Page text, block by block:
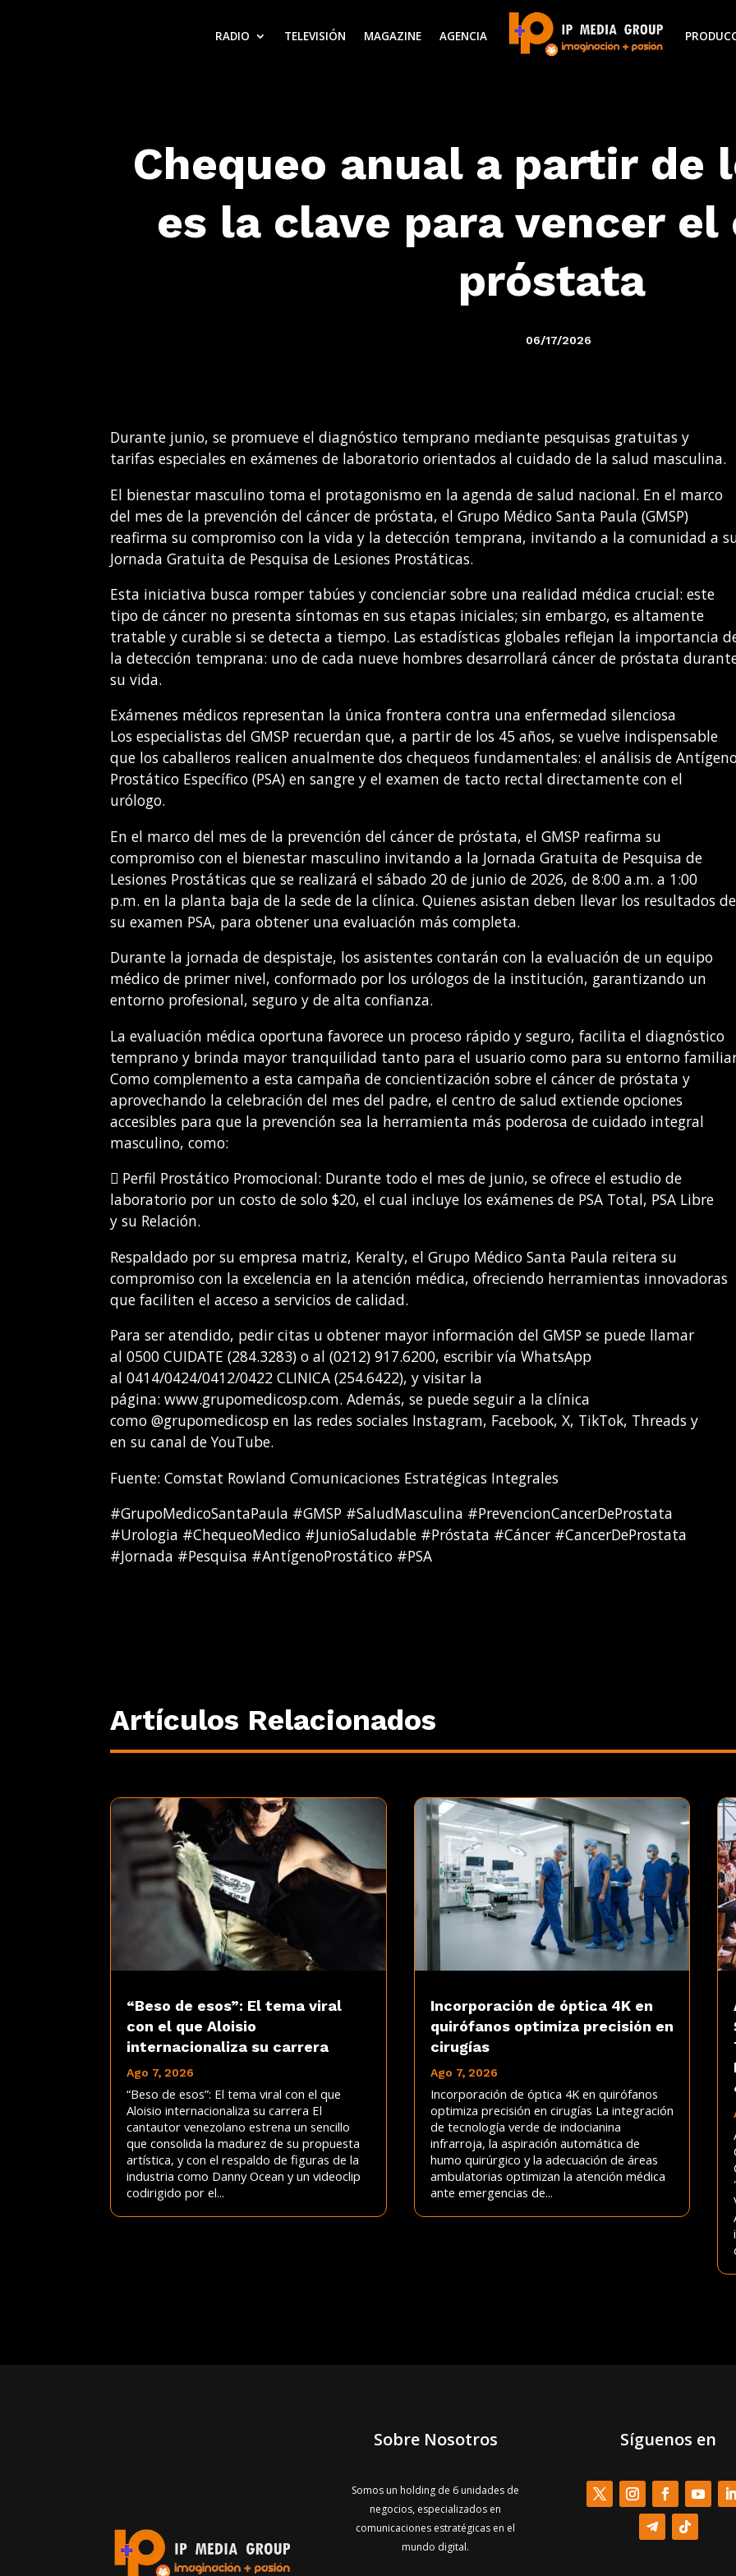
RADIO TELEVISIÓN MAGAZINE AGENCIA
Chequeo anual a partir de
es la clave para vencer el
próstata
06/17/2026
Durante junio, se promueve el diagnóstico temprano mediante pesquisas gratuitas y
tarifas especiales en exámenes de laboratorio orientados al cuidado de la salud masculina.
El bienestar masculino toma el protagonismo en la agenda de salud nacional. En el marco
del mes de la prevención del cáncer de próstata, el Grupo Médico Santa Paula (GMSP)
reafirma su compromiso con la vida y la detección temprana, invitando a la comunidad a
Jornada Gratuita de Pesquisa de Lesiones Prostáticas.
Esta iniciativa busca romper tabúes y concienciar sobre una realidad médica crucial: este
tipo de cáncer no presenta síntomas en sus etapas iniciales; sin embargo, es altamente
tratable y curable si se detecta a tiempo. Las estadísticas globales reflejan la importancia
la detección temprana: uno de cada nueve hombres desarrollará cáncer de próstata
su vida.
Exámenes médicos representan la única frontera contra una enfermedad silenciosa
Los especialistas del GMSP recuerdan que, a partir de los 45 años, se vuelve indispensable
que los caballeros realicen anualmente dos chequeos fundamentales: el análisis de
Prostático Específico (PSA) en sangre y el examen de tacto rectal directamente con el
urólogo.
En el marco del mes de la prevención del cáncer de próstata, el GMSP reafirma su
compromiso con el bienestar masculino invitando a la Jornada Gratuita de Pesquisa de
Lesiones Prostáticas que se realizará el sábado 20 de junio de 2026, de 8:00 a.m. a 1:00
p.m. en la planta baja de la sede de la clínica. Quienes asistan deben llevar los resultados de
su examen PSA, para obtener una evaluación más completa.
Durante la jornada de despistaje, los asistentes contarán con la evaluación de un equipo
médico de primer nivel, conformado por los urólogos de la institución, garantizando un
entorno profesional, seguro y de alta confianza.
La evaluación médica oportuna favorece un proceso rápido y seguro, facilita el diagnóstico
temprano y brinda mayor tranquilidad tanto para el usuario como para su entorno
Como complemento a esta campaña de concientización sobre el cáncer de próstata y
aprovechando la celebración del mes del padre, el centro de salud extiende opciones
accesibles para que la prevención sea la herramienta más poderosa de cuidado integral
masculino, como:
 Perfil Prostático Promocional: Durante todo el mes de junio, se ofrece el estudio de
laboratorio por un costo de solo $20, el cual incluye los exámenes de PSA Total, PSA Libre
y su Relación.
Respaldado por su empresa matriz, Keralty, el Grupo Médico Santa Paula reitera su
compromiso con la excelencia en la atención médica, ofreciendo herramientas innovadoras
que faciliten el acceso a servicios de calidad.
Para ser atendido, pedir citas u obtener mayor información del GMSP se puede llamar
al 0500 CUIDATE (284.3283) o al (0212) 917.6200, escribir vía WhatsApp
al 0414/0424/0412/0422 CLINICA (254.6422), y visitar la
página: www.grupomedicosp.com. Además, se puede seguir a la clínica
como @grupomedicosp en las redes sociales Instagram, Facebook, X, TikTok, Threads y
en su canal de YouTube.
Fuente: Comstat Rowland Comunicaciones Estratégicas Integrales
#GrupoMedicoSantaPaula #GMSP #SaludMasculina #PrevencionCancerDeProstata
#Urologia #ChequeoMedico #JunioSaludable #Próstata #Cáncer #CancerDeProstata
#Jornada #Pesquisa #AntígenoProstático #PSA
Artículos Relacionados
“Beso de esos”: El tema viral
con el que Aloisio
internacionaliza su carrera
Ago 7, 2026
“Beso de esos”: El tema viral con el que
Aloisio internacionaliza su carrera El
cantautor venezolano estrena un sencillo
que consolida la madurez de su propuesta
artística, y con el respaldo de figuras de la
industria como Danny Ocean y un videoclip
codirigido por el...
Incorporación de óptica 4K en
quirófanos optimiza precisión en
cirugías
Ago 7, 2026
Incorporación de óptica 4K en quirófanos
optimiza precisión en cirugías La integración
de tecnología verde de indocianina
infrarroja, la aspiración automática de
humo quirúrgico y la adecuación de áreas
ambulatorias optimizan la atención médica
ante emergencias de...
Sobre Nosotros
Somos un holding de 6 unidades de
negocios, especializados en
comunicaciones estratégicas en el
mundo digital.
Síguenos en